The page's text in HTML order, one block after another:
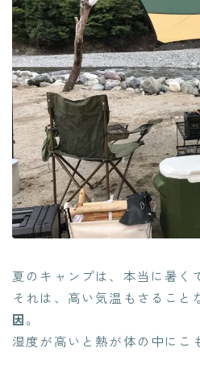
夏のキャンプは、本当に暑く
それは、高い気温もさること
因。
湿度が高いと熱が体の中にこ